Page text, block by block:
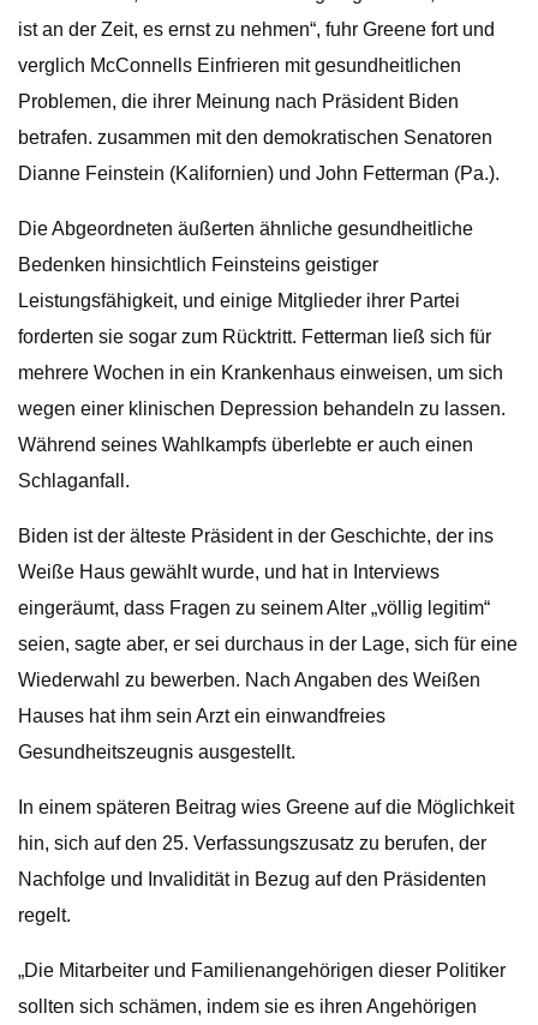
ist an der Zeit, es ernst zu nehmen“, fuhr Greene fort und
verglich McConnells Einfrieren mit gesundheitlichen
Problemen, die ihrer Meinung nach Präsident Biden
betrafen. zusammen mit den demokratischen Senatoren
Dianne Feinstein (Kalifornien) und John Fetterman (Pa.).
Die Abgeordneten äußerten ähnliche gesundheitliche
Bedenken hinsichtlich Feinsteins geistiger
Leistungsfähigkeit, und einige Mitglieder ihrer Partei
forderten sie sogar zum Rücktritt. Fetterman ließ sich für
mehrere Wochen in ein Krankenhaus einweisen, um sich
wegen einer klinischen Depression behandeln zu lassen.
Während seines Wahlkampfs überlebte er auch einen
Schlaganfall.
Biden ist der älteste Präsident in der Geschichte, der ins
Weiße Haus gewählt wurde, und hat in Interviews
eingeräumt, dass Fragen zu seinem Alter „völlig legitim“
seien, sagte aber, er sei durchaus in der Lage, sich für eine
Wiederwahl zu bewerben. Nach Angaben des Weißen
Hauses hat ihm sein Arzt ein einwandfreies
Gesundheitszeugnis ausgestellt.
In einem späteren Beitrag wies Greene auf die Möglichkeit
hin, sich auf den 25. Verfassungszusatz zu berufen, der
Nachfolge und Invalidität in Bezug auf den Präsidenten
regelt.
„Die Mitarbeiter und Familienangehörigen dieser Politiker
sollten sich schämen, indem sie es ihren Angehörigen